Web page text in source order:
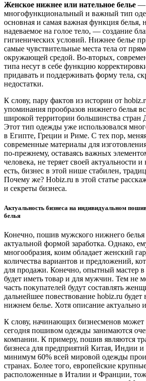
Женское нижнее или нательное белье —
многофункциональный и важный тип
основная и самая важная функция белья,
надеваемое на голое тело, — создание
гигиенических условий. Нижнее белье
самые чувствительные места тела от
окружающей средой. Во-вторых,
типа несут в себе функцию
придавать и поддерживать форму тела,
недостатки.
К слову, пару фактов из истории от
упоминания прообразов нижнего белья
широкой территории большинства стран
Этот тип одежды уже использовался
в Египте, Греции и Риме. С тех пор,
современные материалы для
по-прежнему, оставаясь важных
человека, не теряет своей актуальности
есть, бизнес в этой нише стабилен,
Почему же? Hobiz.ru в этой статье
и секреты бизнеса.
Актуальность бизнеса на индивидуальном
белья
Конечно, пошив мужского нижнего
актуальной формой заработка. Однако,
многообразия, коим обладает женский
количества вариантов и предложений,
для продажи. Конечно, опытный мастер в
будет иметь товар и для мужчин. Тем не
часть покупателей будут составлять
дальнейшее повествование hobiz.ru будет
нижнем белье. Хотя описание актуально
К слову, начинающих бизнесменов может
сегодня пошивом одежды занимаются
компании. К примеру, пошив являются
бизнеса для предприятий Китая, Индии
минимум 60% всей мировой одежды
странах. Более того, европейские
расположенные в Италии и Франции,